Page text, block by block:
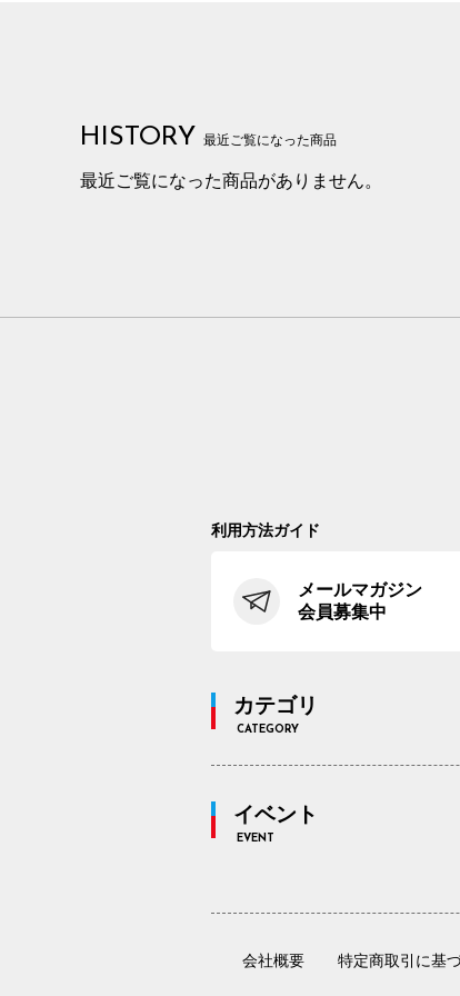
HISTORY 最近ご覧になった商品
最近ご覧になった商品がありません。
利用方法ガイド
メールマガジン
会員募集中
カテゴリ
CATEGORY
イベント
EVENT
会社概要 特定商取引に基